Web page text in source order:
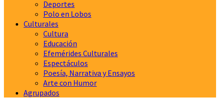
Deportes
Polo en Lobos
Culturales
Cultura
Educación
Efemérides Culturales
Espectáculos
Poesía, Narrativa y Ensayos
Arte con Humor
Agrupados